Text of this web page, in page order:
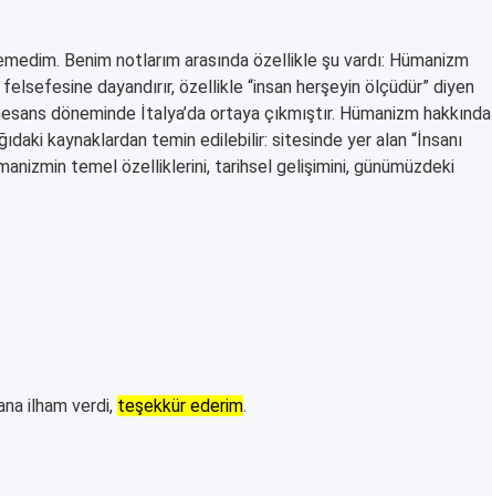
Benim notlarım arasında özellikle şu vardı: Hümanizm
dayandırır, özellikle “insan herşeyin ölçüdür” diyen
döneminde İtalya’da ortaya çıkmıştır. Hümanizm hakkında
kaynaklardan temin edilebilir: sitesinde yer alan “İnsanı
temel özelliklerini, tarihsel gelişimini, günümüzdeki
ilham verdi, teşekkür ederim.